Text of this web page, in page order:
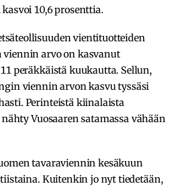
10,6 prosenttia.
vientituotteiden
arvo on kasvanut
peräkkäistä kuukautta. Sellun,
viennin arvon kasvu tyssäsi
Perinteistä kiinalaista
Vuosaaren satamassa vähään
tavaraviennin kesäkuun
Kuitenkin jo nyt tiedetään,